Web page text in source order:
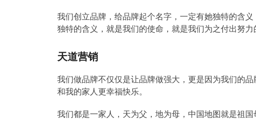
我们创立品牌，给品牌起个名字，一定有她独特的含
独特的含义，就是我们的使命，就是我们为之付出努
天道营销
我们做品牌不仅仅是让品牌做强大，更是因为我们的
和我的家人更幸福快乐。
我们都是一家人，天为父，地为母，中国地图就是祖